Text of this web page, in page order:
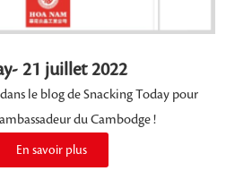
21 juillet 2022
le blog de Snacking Today pour
du Cambodge !
En savoir plus